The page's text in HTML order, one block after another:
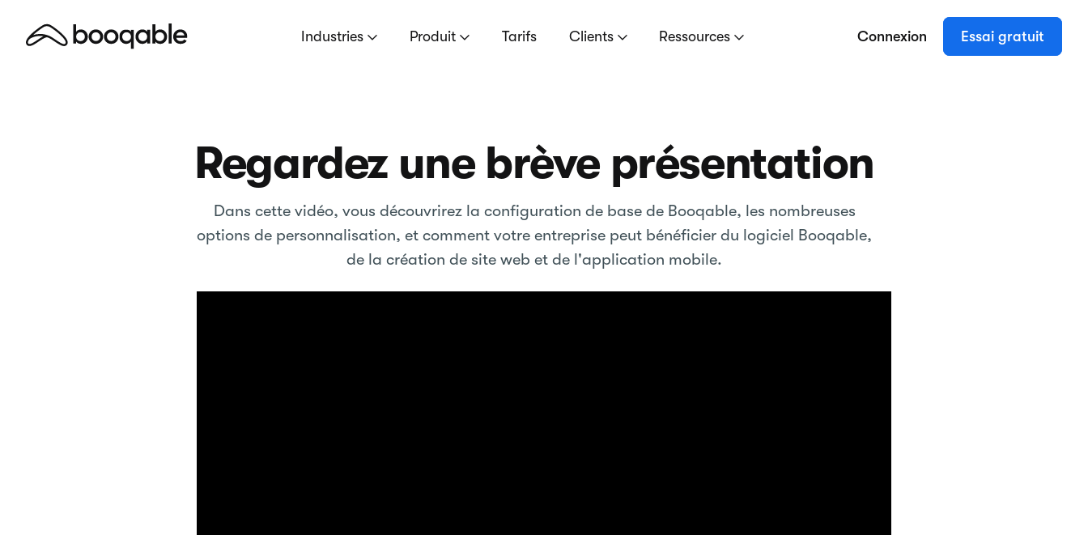
Industries Produit Tarifs Clients Ressources Connexion Essai gratuit
Regardez une brève présentation
Dans cette vidéo, vous découvrirez la configuration de base de Booqable, les nombreuses
options de personnalisation, et comment votre entreprise peut bénéficier du logiciel Booqable,
de la création de site web et de l'application mobile.